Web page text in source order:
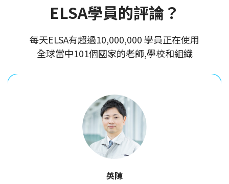
ELSA學員的評論？
每天ELSA有超過10,000,000 學員正在使用
全球當中101個國家的老師,學校和組織
英陳